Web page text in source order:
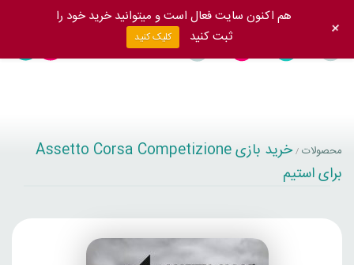
محصولات /
خرید بازی Assetto Corsa Competizione
برای استیم
هم اکنون سایت فعال است و میتوانید خرید خود را
ثبت کنید
کلیک کنید +